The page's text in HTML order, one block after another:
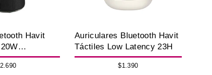
Havit
Auriculares Bluetooth Havit
Táctiles Low Latency 23H
$1.390